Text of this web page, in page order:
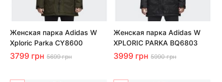
Женская парка Adidas W
Xploric Parka CY8600
3799 грн 5699 грн
Женская парка Adidas W
XPLORIC PARKA BQ6803
3999 грн 5990 грн